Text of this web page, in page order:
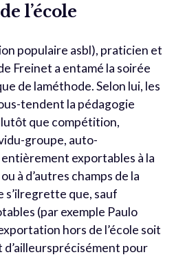
l’école
populaire asbl), praticien et
Freinet a entamé la soirée
de laméthode. Selon lui, les
tendent la pédagogie
que compétition,
groupe, auto-
exportables à la
à d’autres champs de la
s’ilregrette que, sauf
(par exemple Paulo
hors de l’école soit
d’ailleursprécisément pour